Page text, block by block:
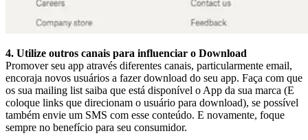
4. Utilize outros canais para influenciar o Download
Promover seu app através diferentes canais, particularmente email,
encoraja novos usuários a fazer download do seu app. Faça com que
os sua mailing list saiba que está disponível o App da sua marca (E
coloque links que direcionam o usuário para download), se possível
também envie um SMS com esse conteúdo. E novamente, foque
sempre no benefício para seu consumidor.